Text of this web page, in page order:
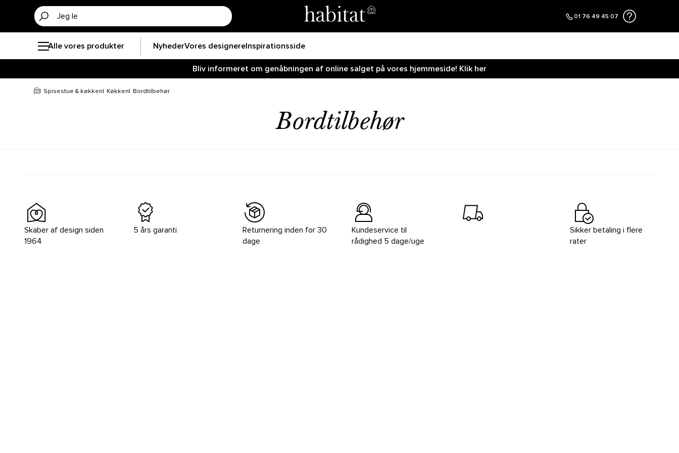
01 76 49 45 07
Alle vores produkter NyhederVores designereInspirationsside
Bliv informeret om genåbningen af online salget på vores hjemmeside! Klik her
Spisestue & køkken Køkken Bordtilbehør
Bordtilbehør
Skaber af design siden
1964
5 års garanti
Returnering inden for 30
dage
Kundeservice til
rådighed 5 dage/uge
Sikker betaling i flere
rater